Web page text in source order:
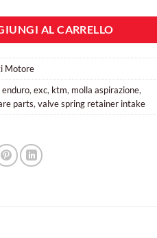
AL CARRELLO
Motore
enduro,exc, ktm, molla aspirazione,
parts,valve spring retainer intake